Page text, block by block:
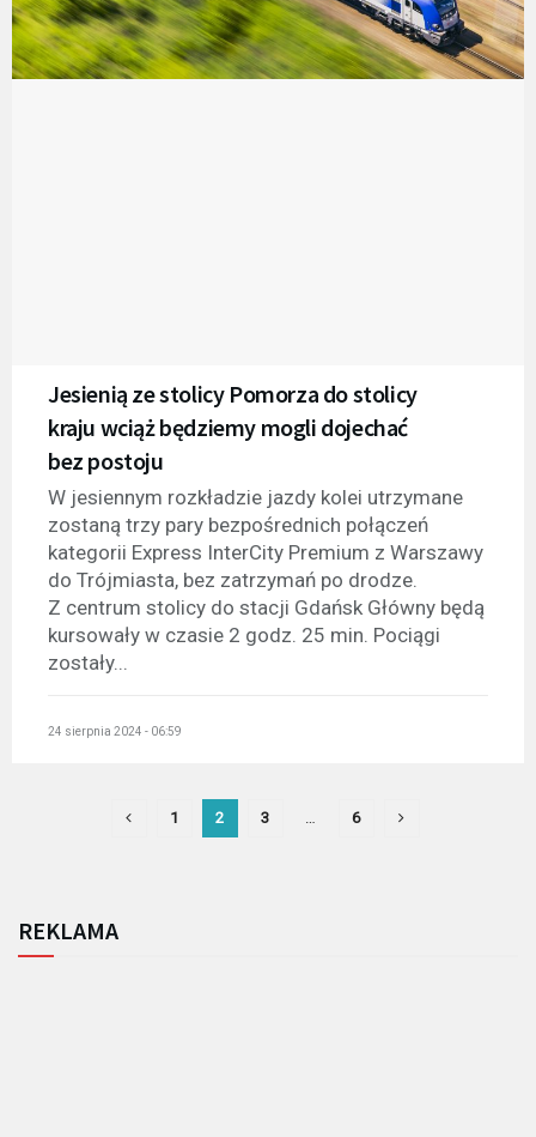
Jesienią ze stolicy Pomorza do stolicy
kraju wciąż będziemy mogli dojechać
bez postoju
W jesiennym rozkładzie jazdy kolei utrzymane
zostaną trzy pary bezpośrednich połączeń
kategorii Express InterCity Premium z Warszawy
do Trójmiasta, bez zatrzymań po drodze.
Z centrum stolicy do stacji Gdańsk Główny będą
kursowały w czasie 2 godz. 25 min. Pociągi
zostały...
24 sierpnia 2024 - 06:59
1 2 3 6
REKLAMA